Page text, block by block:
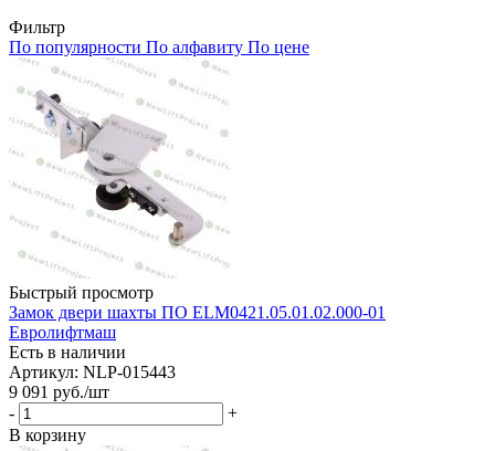
Фильтр
По популярности По алфавиту По цене
Быстрый просмотр
Замок двери шахты ПО ELM0421.05.01.02.000-01
Евролифтмаш
Есть в наличии
Артикул: NLP-015443
9 091 руб./шт
-
+
В корзину